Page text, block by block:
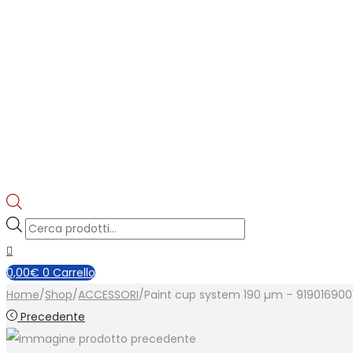
Products
0,00€ 0 Carrello
Home/Shop/ACCESSORI/Paint cup system 190 µm –
Precedente